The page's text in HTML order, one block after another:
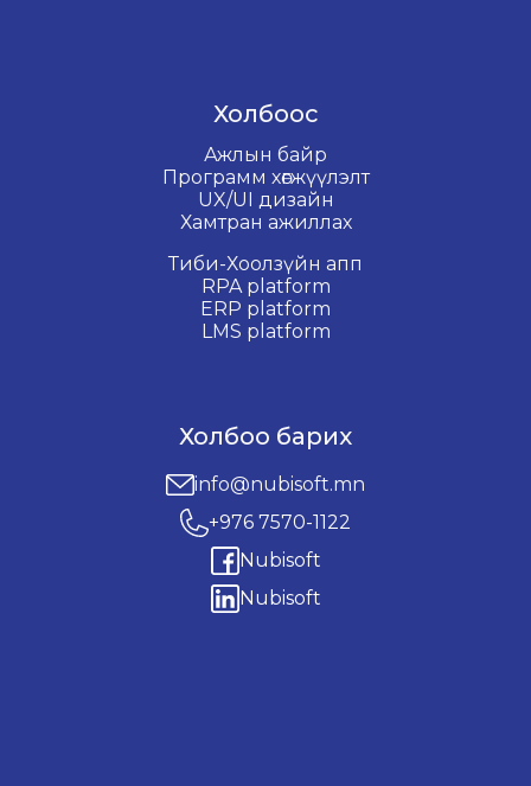
Холбоос
Ажлын байр
Программ хөгжүүлэлт
UX/UI дизайн
Хамтран ажиллах
Тиби-Хоолзүйн апп
RPA platform
ERP platform
LMS platform
Холбоо барих
info@nubisoft.mn
+976 7570-1122
Nubisoft
Nubisoft